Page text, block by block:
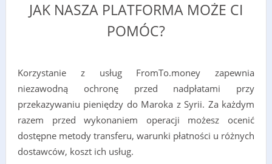
JAK NASZA PLATFORMA MOŻE CI
POMÓC?
Korzystanie z usług FromTo.money zapewnia
niezawodną ochronę przed nadpłatami przy
przekazywaniu pieniędzy do Maroka z Syrii. Za każdym
razem przed wykonaniem operacji możesz ocenić
dostępne metody transferu, warunki płatności u różnych
dostawców, koszt ich usług.